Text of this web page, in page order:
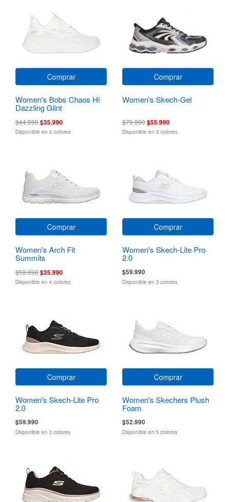
Comprar
Women's Bobs Chaos Hi
Dazzling Glint
$44.990$35.990
Disponible en 2 colores
Comprar
Women's Skech-Gel
$79.990$55.990
Disponible en 3 colores
Comprar
Women's Arch Fit
Summits
$59.990$35.990
Disponible en 4 colores
Comprar
Women's Skech-Lite Pro
2.0
$59.990
Disponible en 3 colores
Comprar
Women's Skech-Lite Pro
2.0
$59.990
Disponible en 3 colores
Comprar
Women's Skechers Plush
Foam
$52.990
Disponible en 5 colores